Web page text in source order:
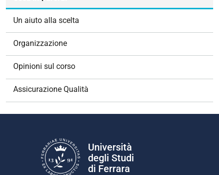
Un aiuto alla scelta
Organizzazione
Opinioni sul corso
Assicurazione Qualità
Università
degli Studi
di Ferrara